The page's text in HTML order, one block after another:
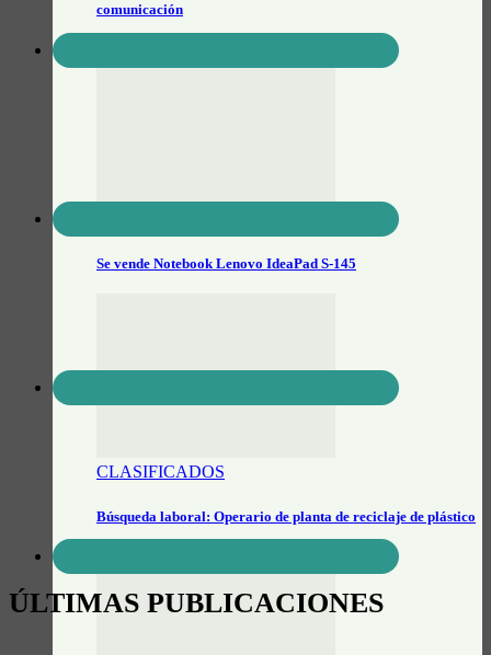
comunicación
Se vende Notebook Lenovo IdeaPad S-145
CLASIFICADOS
Búsqueda laboral: Operario de planta de reciclaje de plástico
ÚLTIMAS PUBLICACIONES